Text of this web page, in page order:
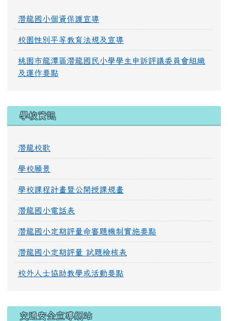
潛龍國小個資保護宣導
校園性別平等教育法規及宣導
桃園市龍潭區潛龍國民小學學生申訴評議委員會組織
及運作要點
學校資訊
潛龍校歌
學校願景
學校課程計畫暨公開授課規畫
潛龍國小電話表
潛龍國小定期評量命審題機制實施要點
潛龍國小定期評量 試題檢核表
校外人士協助教學或活動要點
交通安全宣導網站